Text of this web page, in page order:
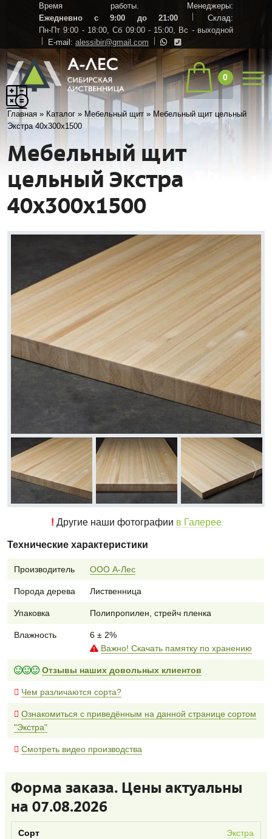
Время работы. Менеджеры:
Ежедневно с 9:00 до 21:00
Склад:
Пн-Пт 9:00 - 18:00, Сб 09:00 - 15:00, Вс - выходной
E-mail: alessibir@gmail.com
0
Главная » Каталог » Мебельный щит » Мебельный щит цельный
Экстра 40х300х1500
Мебельный щит
цельный Экстра
40х300х1500
! Другие наши фотографии в Галерее
Технические характеристики
Производитель ООО А-Лес
Порода дерева Лиственница
Упаковка Полипропилен, стрейч пленка
Влажность
6 ± 2%
Важно! Скачать памятку по хранению
Отзывы наших довольных клиентов
Чем различаются сорта?
Ознакомиться с приведённым на данной странице сортом
"Экстра"
Смотреть видео производства
Форма заказа. Цены актуальны
на 07.08.2026
Экстра